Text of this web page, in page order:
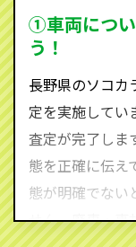
を実現し、お客
す。
590-870）まで
査定・ご相談・
心してお問い合
①車両につい
う！
長野県のソコカ
定を実施してい
査定が完了しま
態を正確に伝え
態が明確でない
せん。廃車・事